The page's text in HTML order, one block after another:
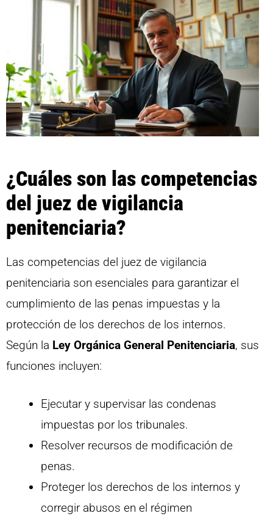
¿Cuáles son las competencias
del juez de vigilancia
penitenciaria?
Las competencias del juez de vigilancia
penitenciaria son esenciales para garantizar el
cumplimiento de las penas impuestas y la
protección de los derechos de los internos.
Según la Ley Orgánica General Penitenciaria, sus
funciones incluyen:
Ejecutar y supervisar las condenas
impuestas por los tribunales.
Resolver recursos de modificación de
penas.
Proteger los derechos de los internos y
corregir abusos en el régimen